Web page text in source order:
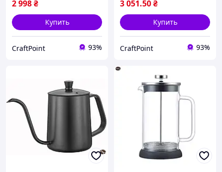
2 998₴
Купить
CraftPoint 93%
3 051.50₴
Купить
CraftPoint 93%